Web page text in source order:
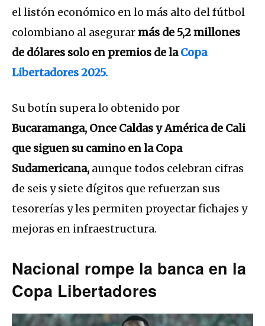
el listón económico en lo más alto del fútbol
colombiano al asegurarmás de 5,2 millones
de dólares solo en premios de laCopa
Libertadores 2025.
Su botín supera lo obtenido por
Bucaramanga, Once Caldas y América de Cali
que siguen su camino en la Copa
Sudamericana, aunque todos celebran cifras
de seis y siete dígitos que refuerzan sus
tesorerías y les permiten proyectar fichajes y
mejoras en infraestructura.
Nacional rompe la banca en la
Copa Libertadores